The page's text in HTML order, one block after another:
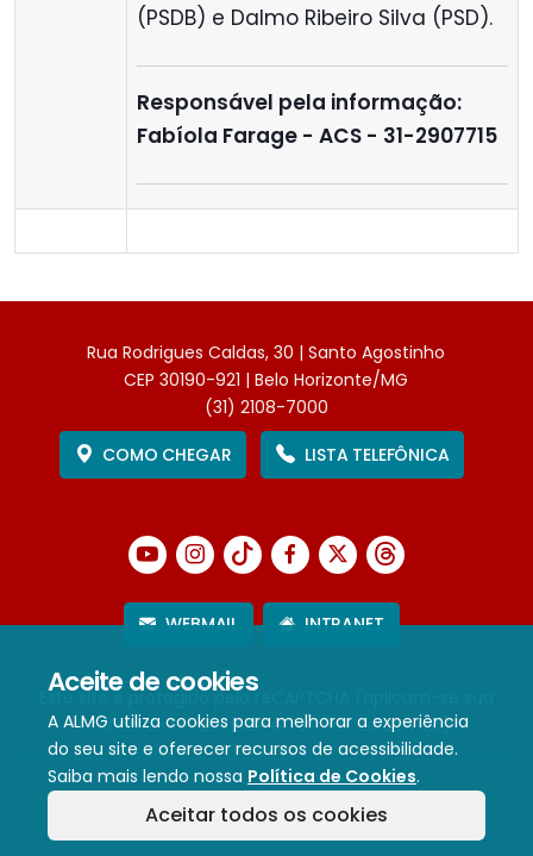
Aceite de cookies
A ALMG utiliza cookies para melhorar a experiência
do seu site e oferecer recursos de acessibilidade.
Saiba mais lendo nossa Política de Cookies.
Aceitar todos os cookies
(PSDB) e Dalmo Ribeiro Silva (PSD).
Responsável pela informação:
Fabíola Farage - ACS - 31-2907715
Rua Rodrigues Caldas, 30 | Santo Agostinho
CEP 30190-921 | Belo Horizonte/MG
(31) 2108-7000
COMO CHEGAR
LISTA TELEFÔNICA
WEBMAIL INTRANET
Este site é protegido pelo reCAPTCHA (aplicam-se sua
Política de PrivacidadeeTermos de Serviço).
Termos de Uso e Política de Privacidade
Política de cookies